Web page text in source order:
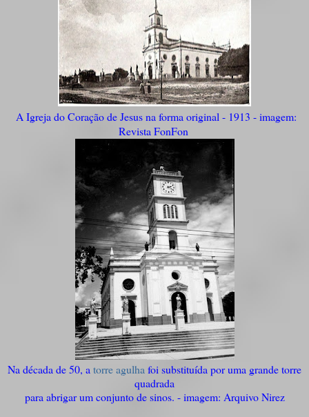
A Igreja do Coração de Jesus na forma original - 1913 - imagem:
Revista FonFon
Na década de 50, a torre agulha foi substituída por uma grande torre
quadrada
para abrigar um conjunto de sinos. - imagem: Arquivo Nirez